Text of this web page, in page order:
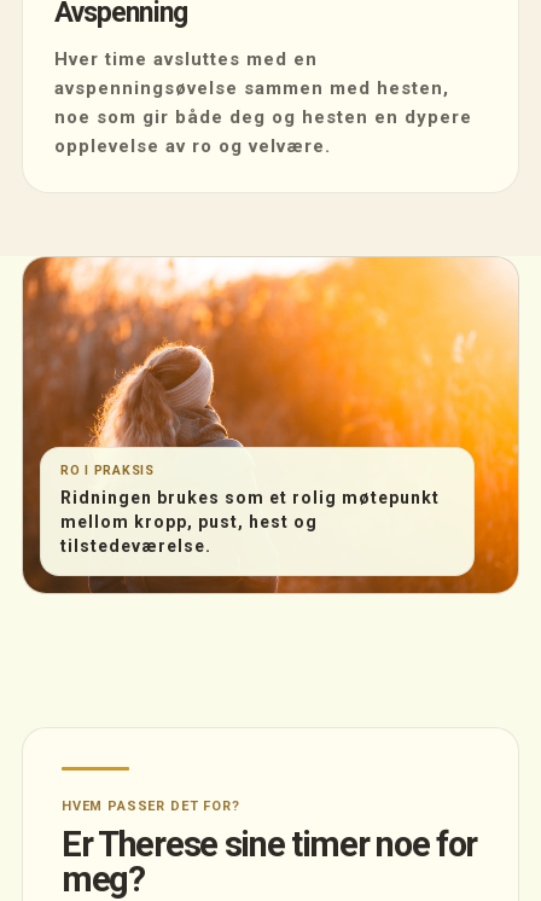
Avspenning
Hver time avsluttes med en
avspenningsøvelse sammen med hesten,
noe som gir både deg og hesten en dypere
opplevelse av ro og velvære.
RO I PRAKSIS
Ridningen brukes som et rolig møtepunkt
mellom kropp, pust, hest og
tilstedeværelse.
HVEM PASSER DET FOR?
Er Therese sine timer noe for
meg?